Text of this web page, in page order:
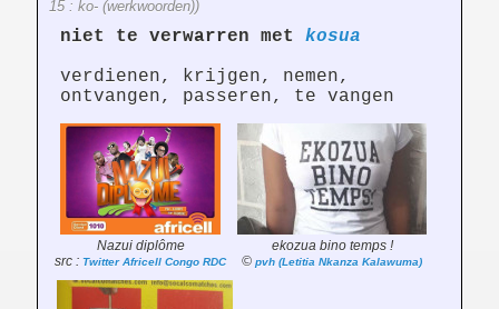
15 : ko- (werkwoorden))
niet te verwarren met kosua
verdienen, krijgen, nemen,
ontvangen, passeren, te vangen
Nazui diplôme
src : Twitter Africell Congo RDC
ekozua bino temps !
© pvh (Letitia Nkanza Kalawuma)